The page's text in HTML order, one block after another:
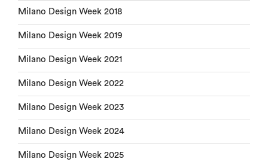
Milano Design Week 2018
Milano Design Week 2019
Milano Design Week 2021
Milano Design Week 2022
Milano Design Week 2023
Milano Design Week 2024
Milano Design Week 2025